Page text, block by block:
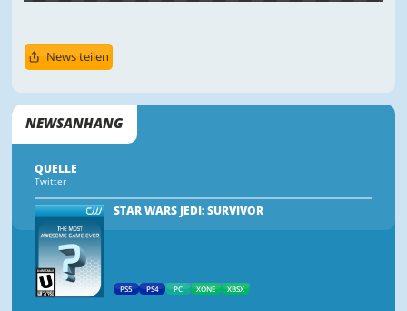
News teilen
NEWSANHANG
QUELLE
Twitter
STAR WARS JEDI: SURVIVOR
PS5 PS4 PC XONE XBSX